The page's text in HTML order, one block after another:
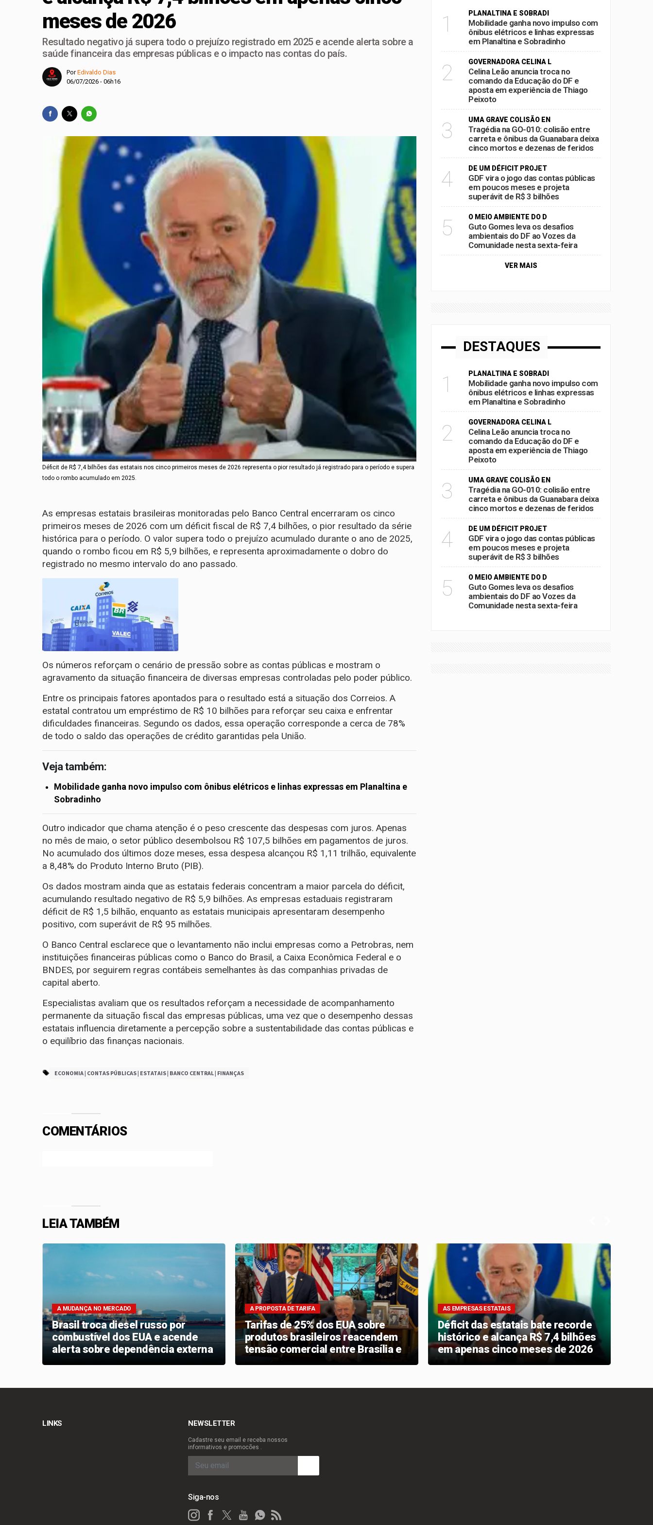
Bia Kicis, não é assim: portas fechadas geram críticas e colocam diálogo político em xeque
Agosto Dourado: amamentação não é dever só da mãe; campanha cobra apoio de toda a sociedade
Mobilidade ganha novo impulso com ônibus elétricos e linhas expressas em Planaltina e Sobradinho
Celina Leão anuncia troca no comando da Educação do DF e aposta em experiência de Thiago Peixoto
meses de 2026
Resultado negativo já supera todo o prejuízo registrado em 2025 e acende alerta sobre a
saúde financeira das empresas públicas e o impacto nas contas do país.
PorEdivaldo Dias
06/07/2026 - 06h16
Déficit de R$ 7,4 bilhões das estatais nos cinco primeiros meses de 2026 representa o pior resultado já registrado para o período e supera
todo o rombo acumulado em 2025.
As empresas estatais brasileiras monitoradas pelo Banco Central encerraram os cinco
primeiros meses de 2026 com um déficit fiscal de R$ 7,4 bilhões, o pior resultado da série
histórica para o período. O valor supera todo o prejuízo acumulado durante o ano de 2025,
quando o rombo ficou em R$ 5,9 bilhões, e representa aproximadamente o dobro do
registrado no mesmo intervalo do ano passado.
Os números reforçam o cenário de pressão sobre as contas públicas e mostram o
agravamento da situação financeira de diversas empresas controladas pelo poder público.
Entre os principais fatores apontados para o resultado está a situação dos Correios. A
estatal contratou um empréstimo de R$ 10 bilhões para reforçar seu caixa e enfrentar
dificuldades financeiras. Segundo os dados, essa operação corresponde a cerca de 78%
de todo o saldo das operações de crédito garantidas pela União.
Veja também:
Mobilidade ganha novo impulso com ônibus elétricos e linhas expressas em Planaltina e
Sobradinho
Outro indicador que chama atenção é o peso crescente das despesas com juros. Apenas
no mês de maio, o setor público desembolsou R$ 107,5 bilhões em pagamentos de juros.
No acumulado dos últimos doze meses, essa despesa alcançou R$ 1,11 trilhão, equivalente
a 8,48% do Produto Interno Bruto (PIB).
Os dados mostram ainda que as estatais federais concentram a maior parcela do déficit,
acumulando resultado negativo de R$ 5,9 bilhões. As empresas estaduais registraram
déficit de R$ 1,5 bilhão, enquanto as estatais municipais apresentaram desempenho
positivo, com superávit de R$ 95 milhões.
O Banco Central esclarece que o levantamento não inclui empresas como a Petrobras, nem
instituições financeiras públicas como o Banco do Brasil, a Caixa Econômica Federal e o
BNDES, por seguirem regras contábeis semelhantes às das companhias privadas de
capital aberto.
Especialistas avaliam que os resultados reforçam a necessidade de acompanhamento
permanente da situação fiscal das empresas públicas, uma vez que o desempenho dessas
estatais influencia diretamente a percepção sobre a sustentabilidade das contas públicas e
o equilíbrio das finanças nacionais.
ECONOMIA | CONTAS PÚBLICAS | ESTATAIS | BANCO CENTRAL | FINANÇAS
COMENTÁRIOS
1 PLANALTINA E SOBRADI
Mobilidade ganha novo impulso com
ônibus elétricos e linhas expressas
em Planaltina e Sobradinho
2 GOVERNADORA CELINA L
Celina Leão anuncia troca no
comando da Educação do DF e
aposta em experiência de Thiago
Peixoto
3 UMA GRAVE COLISÃO EN
Tragédia na GO-010: colisão entre
carreta e ônibus da Guanabara deixa
cinco mortos e dezenas de feridos
4 DE UM DÉFICIT PROJET
GDF vira o jogo das contas públicas
em poucos meses e projeta
superávit de R$ 3 bilhões
5 O MEIO AMBIENTE DO D
Guto Gomes leva os desafios
ambientais do DF ao Vozes da
Comunidade nesta sexta-feira
VER MAIS
DESTAQUES
1 PLANALTINA E SOBRADI
Mobilidade ganha novo impulso com
ônibus elétricos e linhas expressas
em Planaltina e Sobradinho
2 GOVERNADORA CELINA L
Celina Leão anuncia troca no
comando da Educação do DF e
aposta em experiência de Thiago
Peixoto
3 UMA GRAVE COLISÃO EN
Tragédia na GO-010: colisão entre
carreta e ônibus da Guanabara deixa
cinco mortos e dezenas de feridos
4 DE UM DÉFICIT PROJET
GDF vira o jogo das contas públicas
em poucos meses e projeta
superávit de R$ 3 bilhões
5 O MEIO AMBIENTE DO D
Guto Gomes leva os desafios
ambientais do DF ao Vozes da
Comunidade nesta sexta-feira
LEIA TAMBÉM
A MUDANÇA NO MERCADO
Brasil troca diesel russo por
combustível dos EUA e acende
alerta sobre dependência externa
A PROPOSTA DE TARIFA
Tarifas de 25% dos EUA sobre
produtos brasileiros reacendem
tensão comercial entre Brasília e
AS EMPRESAS ESTATAIS
Déficit das estatais bate recorde
histórico e alcança R$ 7,4 bilhões
em apenas cinco meses de 2026
LINKS NEWSLETTER
Cadastre seu email e receba nossos
informativos e promocões .
Siga-nos